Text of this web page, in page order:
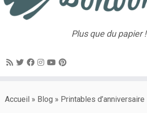
Plus que du papier !
Accueil » Blog » Printables d’anniversaire